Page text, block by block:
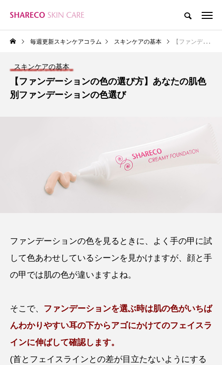
毎週更新スキンケアコラム スキンケアの基本 【ファンデーションの色の選び方】あなたの肌色別ファンデーションの色選び
スキンケアの基本
【ファンデーションの色の選び方】あなたの肌色
別ファンデーションの色選び
ファンデーションの色を見るときに、よく手の甲に試
して色あわせしているシーンを見かけますが、顔と手
の甲では肌の色が違いますよね。
そこで、 ファンデーションを選ぶ時は肌の色がいちば
んわかりやすい耳の下からアゴにかけてのフェイスラ
インに伸ばして確認します。
(首とフェイスラインとの差が目立たないようにする